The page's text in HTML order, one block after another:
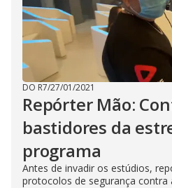
DO R7/27/01/2021
Repórter Mão:
bastidores da
programa
Antes de invadir os estúdios,
protocolos de segurança contra